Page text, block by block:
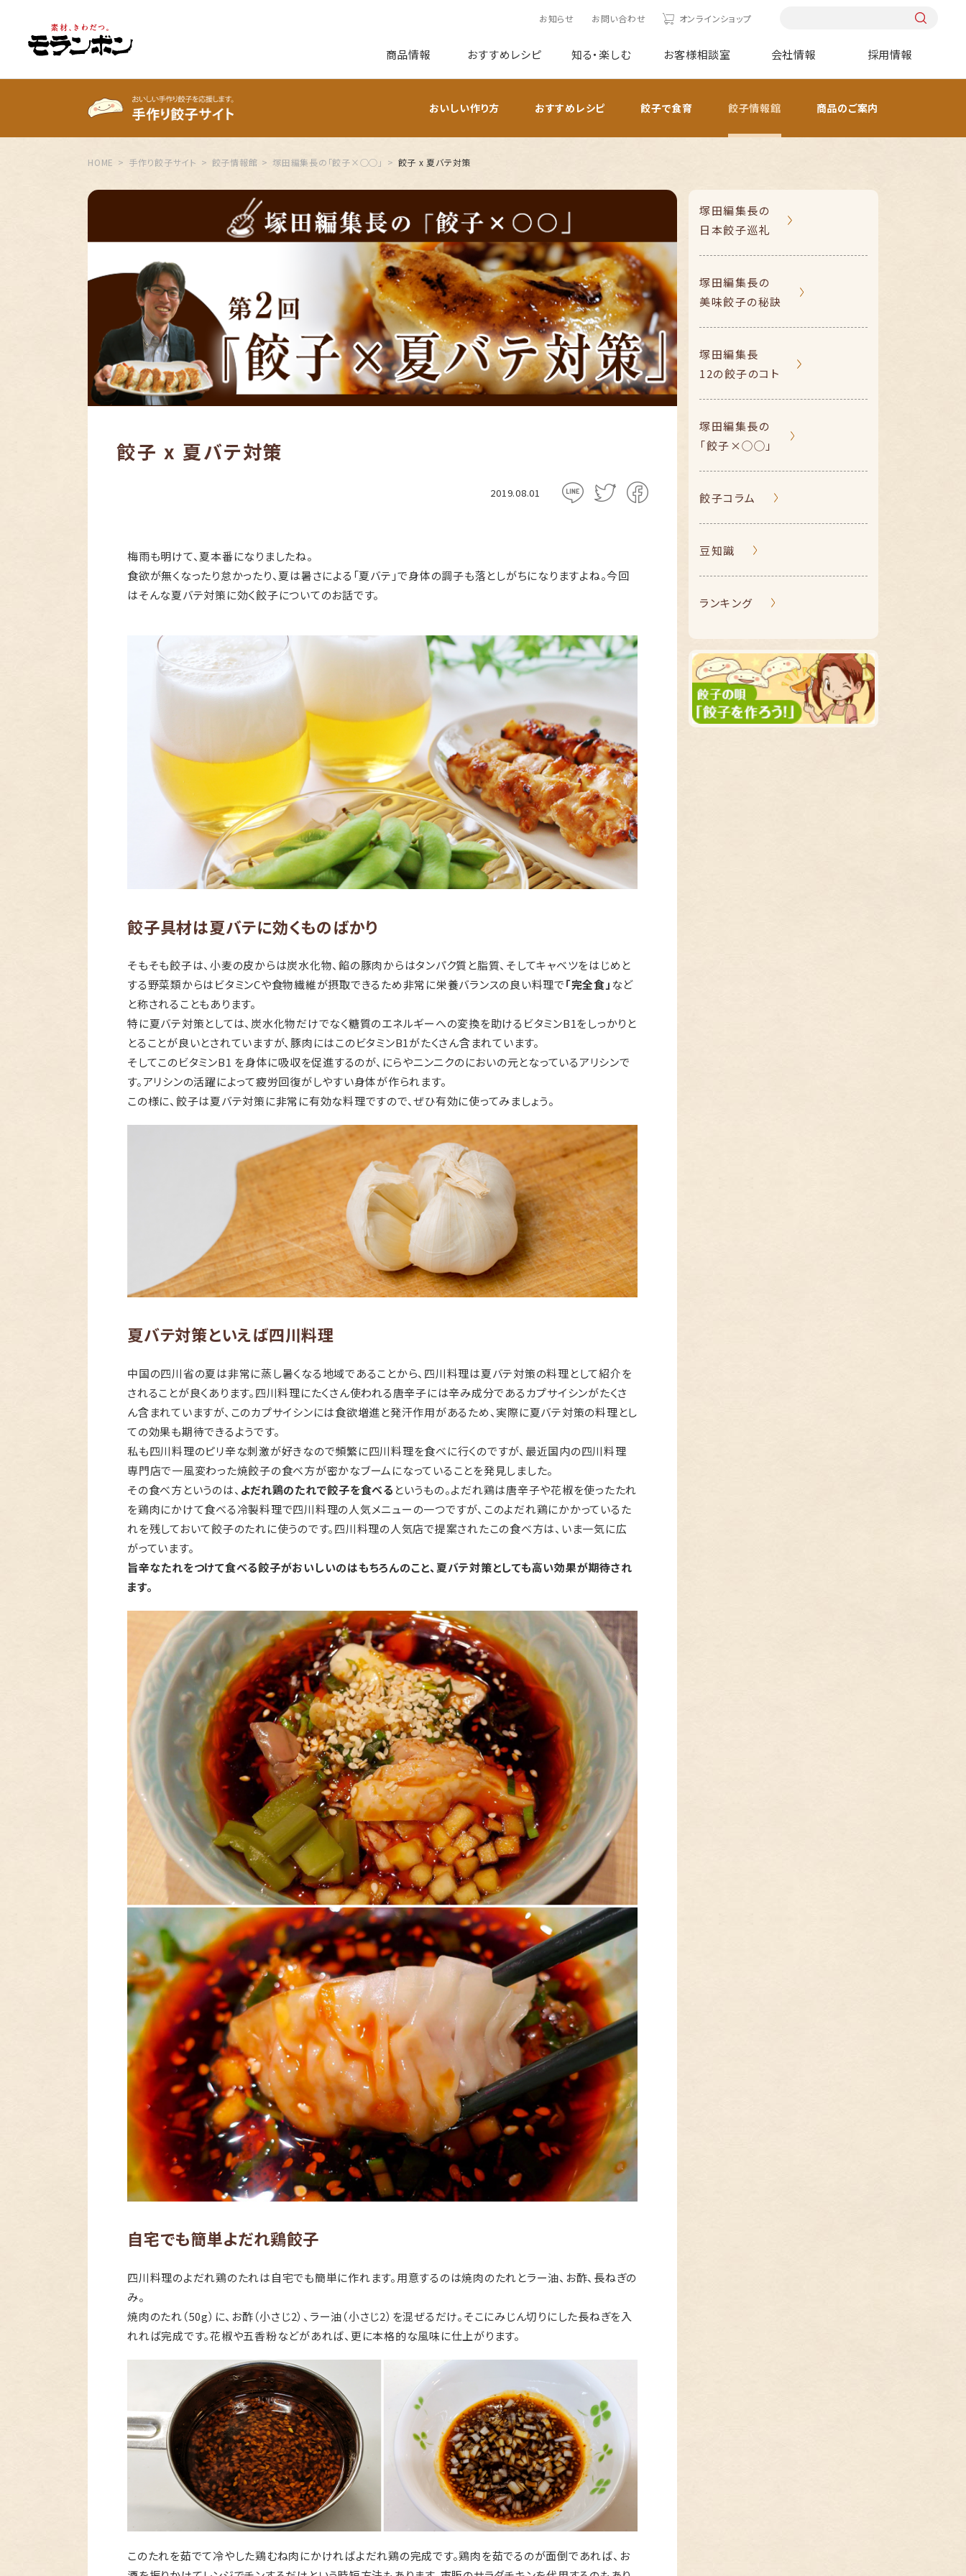
お知らせ お問い合わせ オンラインショップ
商品情報 おすすめレシピ 知る・楽しむ お客様相談室 会社情報 採用情報
おいしい作り方 おすすめレシピ 餃子で食育 餃子情報館 商品のご案内
HOME 手作り餃子サイト 餃子情報館 塚田編集長の「餃子×○○」 餃子 x 夏バテ対策
餃子 x 夏バテ対策
2019.08.01
梅雨も明けて、夏本番になりましたね。
食欲が無くなったり怠かったり、夏は暑さによる「夏バテ」で身体の調子も落としがちになりますよね。今回
はそんな夏バテ対策に効く餃子についてのお話です。
餃子具材は夏バテに効くものばかり
そもそも餃子は、小麦の皮からは炭水化物、餡の豚肉からはタンパク質と脂質、そしてキャベツをはじめと
する野菜類からはビタミンCや食物繊維が摂取できるため非常に栄養バランスの良い料理で「完全食」 など
と称されることもあります。
特に夏バテ対策としては、炭水化物だけでなく糖質のエネルギーへの変換を助けるビタミンB1をしっかりと
とることが良いとされていますが、豚肉にはこのビタミンB1がたくさん含まれています。
そしてこのビタミンB1 を身体に吸収を促進するのが、にらやニンニクのにおいの元となっているアリシンで
す。アリシンの活躍によって疲労回復がしやすい身体が作られます。
この様に、餃子は夏バテ対策に非常に有効な料理ですので、ぜひ有効に使ってみましょう。
夏バテ対策といえば四川料理
中国の四川省の夏は非常に蒸し暑くなる地域であることから、四川料理は夏バテ対策の料理として紹介を
されることが良くあります。四川料理にたくさん使われる唐辛子には辛み成分であるカプサイシンがたくさ
ん含まれていますが、このカプサイシンには食欲増進と発汗作用があるため、実際に夏バテ対策の料理とし
ての効果も期待できるようです。
私も四川料理のピリ辛な刺激が好きなので頻繁に四川料理を食べに行くのですが、最近国内の四川料理
専門店で一風変わった焼餃子の食べ方が密かなブームになっていることを発見しました。
その食べ方というのは、 よだれ鶏のたれで餃子を食べる というもの。よだれ鶏は唐辛子や花椒を使ったたれ
を鶏肉にかけて食べる冷製料理で四川料理の人気メニューの一つですが、このよだれ鶏にかかっているた
れを残しておいて餃子のたれに使うのです。四川料理の人気店で提案されたこの食べ方は、いま一気に広
がっています。
旨辛なたれをつけて食べる餃子がおいしいのはもちろんのこと、夏バテ対策としても高い効果が期待され
ます。
自宅でも簡単よだれ鶏餃子
四川料理のよだれ鶏のたれは自宅でも簡単に作れます。用意するのは焼肉のたれとラー油、お酢、長ねぎの
み。
焼肉のたれ（50g）に、お酢（小さじ2）、ラー油（小さじ2）を混ぜるだけ。そこにみじん切りにした長ねぎを入
れれば完成です。花椒や五香粉などがあれば、更に本格的な風味に仕上がります。
このたれを茹でて冷やした鶏むね肉にかければよだれ鶏の完成です。鶏肉を茹でるのが面倒であれば、お
塚田編集長の
日本餃子巡礼
塚田編集長の
美味餃子の秘訣
塚田編集長
12の餃子のコト
塚田編集長の
「餃子×◯◯」
餃子コラム
豆知識
ランキング